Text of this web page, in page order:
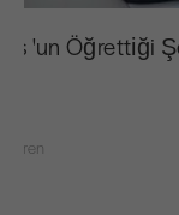
'un Öğrettiği